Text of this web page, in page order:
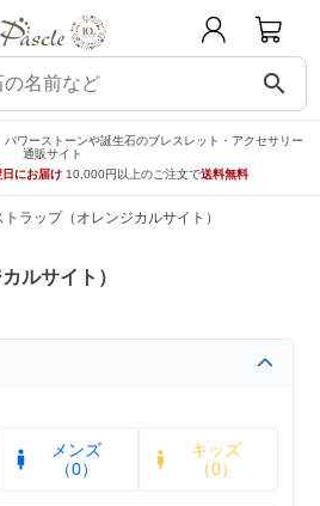
search
ワーストーンや誕生石のブレスレット・アクセサリー
通販サイト
日にお届け 10,000円以上のご注文で送料無料
トラップ（オレンジカルサイト）
ルサイト）
メンズ
（0）
キッズ
（0）